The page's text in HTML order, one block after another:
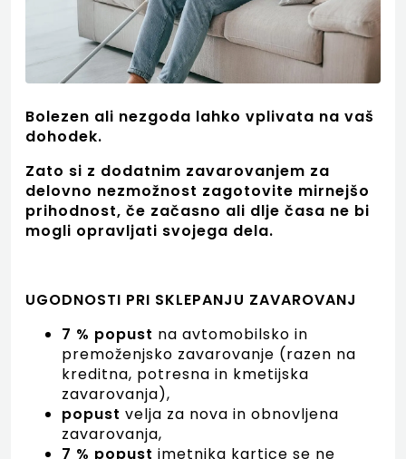
Bolezen ali nezgoda lahko vplivata na vaš
dohodek.
Zato si z dodatnim zavarovanjem za
delovno nezmožnost zagotovite mirnejšo
prihodnost, če začasno ali dlje časa ne bi
mogli opravljati svojega dela.
UGODNOSTI PRI SKLEPANJU ZAVAROVANJ
7 % popust na avtomobilsko in
premoženjsko zavarovanje (razen na
kreditna, potresna in kmetijska
zavarovanja),
popust velja za nova in obnovljena
zavarovanja,
7 % popust imetnika kartice se ne